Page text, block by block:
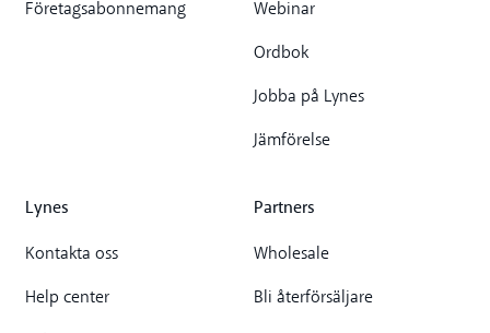
Företagsabonnemang Webinar
Ordbok
Jobba på Lynes
Jämförelse
Lynes
Kontakta oss
Help center
Partners
Wholesale
Bli återförsäljare